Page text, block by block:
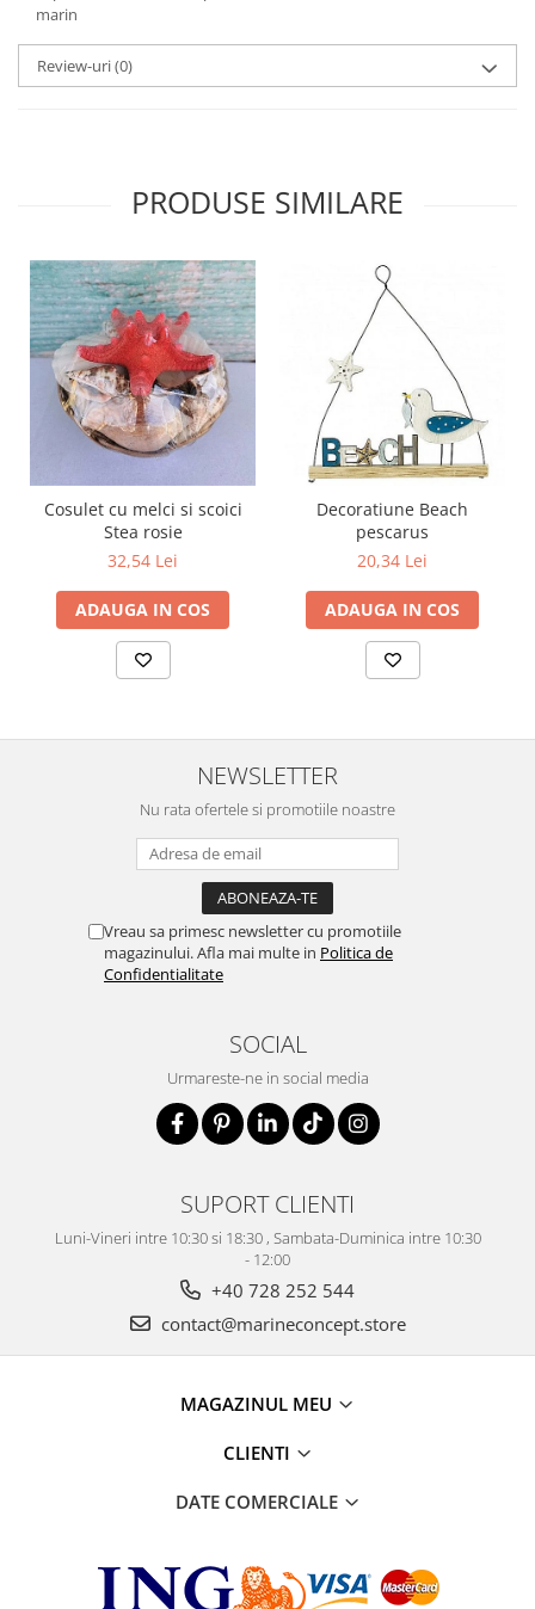
marin
Review-uri(0)
PRODUSE SIMILARE
Cosulet cu melci si scoici
Stea rosie
32,54 Lei
ADAUGA IN COS
Decoratiune Beach
pescarus
20,34 Lei
ADAUGA IN COS
NEWSLETTER
Nu rata ofertele si promotiile noastre
Vreau sa primesc newsletter cu promotiile
magazinului. Afla mai multe in Politica de
Confidentialitate
SOCIAL
Urmareste-ne in social media
SUPORT CLIENTI
Luni-Vineri intre 10:30 si 18:30 , Sambata-Duminica intre 10:30
- 12:00
+40 728 252 544
contact@marineconcept.store
MAGAZINUL MEU
CLIENTI
DATE COMERCIALE